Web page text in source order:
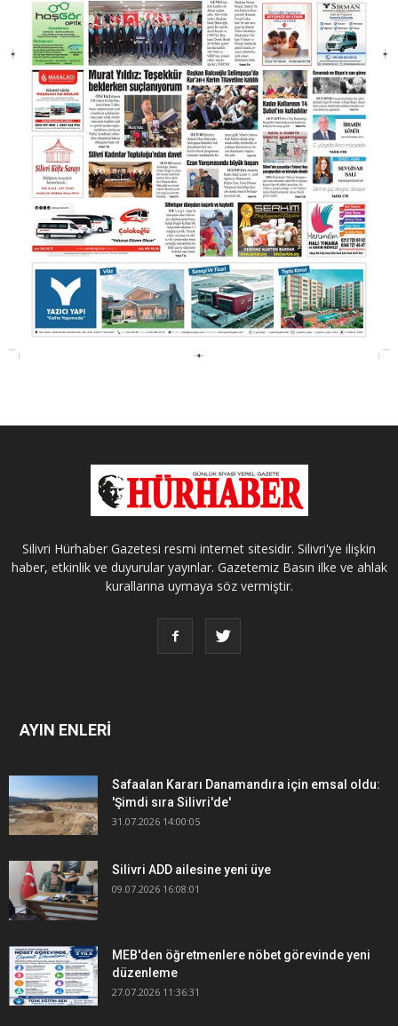
Silivri Hürhaber Gazetesi resmi internet sitesidir. Silivri'ye ilişkin
haber, etkinlik ve duyurular yayınlar. Gazetemiz Basın ilke ve ahlak
kurallarına uymaya söz vermiştir.
AYIN ENLERİ
Safaalan Kararı Danamandıra için emsal oldu:
'Şimdi sıra Silivri'de'
31.07.2026 14:00:05
Silivri ADD ailesine yeni üye
09.07.2026 16:08:01
MEB'den öğretmenlere nöbet görevinde yeni
düzenleme
27.07.2026 11:36:31